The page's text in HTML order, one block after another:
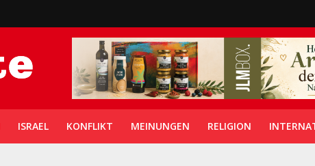
ISRAEL KONFLIKT MEINUNGEN RELIGION